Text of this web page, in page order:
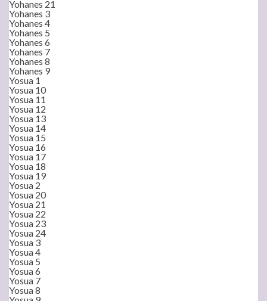
Yohanes 21
Yohanes 3
Yohanes 4
Yohanes 5
Yohanes 6
Yohanes 7
Yohanes 8
Yohanes 9
Yosua 1
Yosua 10
Yosua 11
Yosua 12
Yosua 13
Yosua 14
Yosua 15
Yosua 16
Yosua 17
Yosua 18
Yosua 19
Yosua 2
Yosua 20
Yosua 21
Yosua 22
Yosua 23
Yosua 24
Yosua 3
Yosua 4
Yosua 5
Yosua 6
Yosua 7
Yosua 8